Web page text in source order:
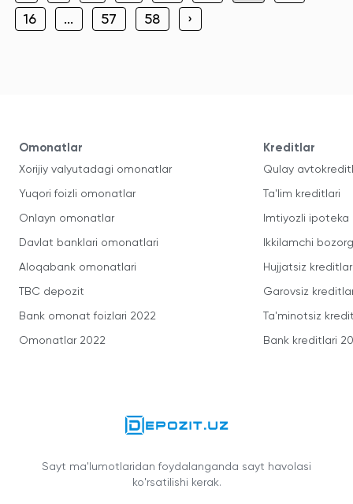
16
... 57 58 ›
Omonatlar
Xorijiy valyutadagi omonatlar
Yuqori foizli omonatlar
Onlayn omonatlar
Davlat banklari omonatlari
Aloqabank omonatlari
TBC depozit
Bank omonat foizlari 2022
Omonatlar 2022
Kreditlar
Qulay
Ta'lim kreditlari
Imtiyozli ipoteka
Ikkilamchi
Hujjatsiz kreditlar
Garovsiz
Ta'minotsiz
Bank kreditlari
Sayt ma'lumotlaridan foydalanganda sayt havolasi
ko'rsatilishi kerak.